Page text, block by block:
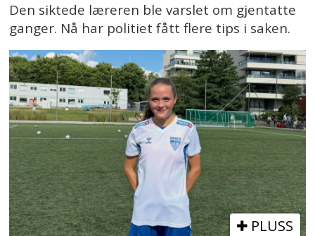
Den siktede læreren ble varslet om gjentatte
ganger. Nå har politiet fått flere tips i saken.
PLUSS